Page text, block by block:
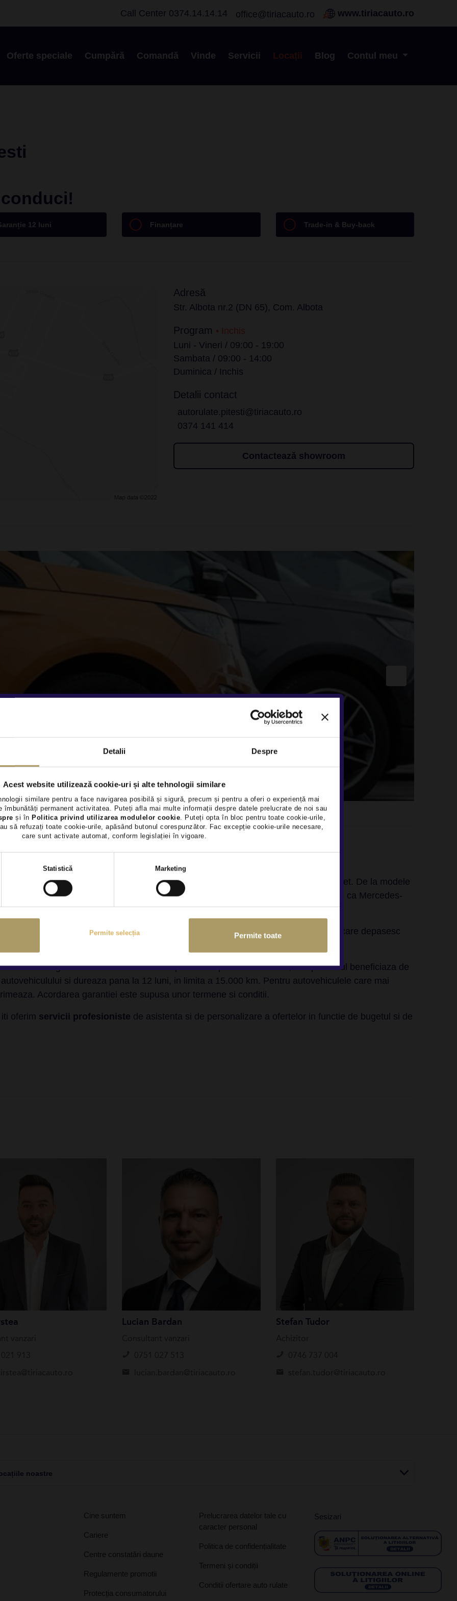
Detalii Despre
Acest website utilizează cookie-uri și alte tehnologii similare
similare pentru a face navigarea posibilă și sigură, precum și pentru a oferi o experiență mai
îmbunătăți permanent activitatea. Puteți afla mai multe informații despre datele prelucrate de noi sau
și în Politica privind utilizarea modulelor cookie. Puteți opta în bloc pentru toate cookie-urile,
să refuzați toate cookie-urile, apăsând butonul corespunzător. Fac excepție cookie-urile necesare,
care sunt activate automat, conform legislației în vigoare.
consimțământului
Statistică Marketing
Permite selecția Permite toate
Call Center 0374.14.14.14 office@tiriacauto.ro www.tiriacauto.ro
Oferte speciale Cumpără Comandă Vinde Servicii Locații Blog Contul meu
12 luni Finanțare Trade-in & Buy-back
Adresă
Str. Albota nr.2 (DN 65), Com. Albota
Program • Inchis
Luni - Vineri / 09:00 - 19:00
Sambata / 09:00 - 14:00
Duminica / Inchis
Detalii contact
autorulate.pitesti@tiriacauto.ro
0374 141 414
Contactează showroom
gama bogata de autoturisme si autovehicule comerciale, indiferent de marca si buget. De la modele
Skoda, Kia, Opel, Ford sau Volkswagen, pana la modele premium sau exclusiviste ca Mercedes-
include autovehicule cu buget pornind de la 3.000-5.000 de euro pana la modele care depasesc
putem aduce
o achizitie sigura cu kilometri reali si transparenta in privinta istoricului, cumparatorul beneficiaza de
si dureaza pana la 12 luni, in limita a 15.000 km. Pentru autovehiculele care mai
Acordarea garantiei este supusa unor termene si conditii.
oferim servicii profesioniste de asistenta si de personalizare a ofertelor in functie de bugetul si de
Lucian Bardan Stefan Tudor
noastre
Cine suntem
Cariere
Centre constatări daune
Regulamente promotii
Protecția consumatorului
Prelucrarea datelor tale cu
caracter personal
Politica de confidențialitate
Termeni și condiții
Conditii ofertare auto rulate
Sesizari
×